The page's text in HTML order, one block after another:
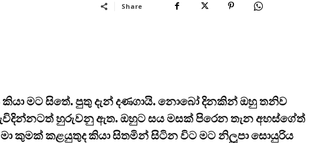
Share
මට සිතේ. පුතු දැන් දණගායි. නොබෝ දිනකින් ඔහු තනිව
හුරුවනු ඇත. ඔහුට සය මසක් පිරෙන තැන අහස්ගේත්
කුමක් කළයුතුද කියා සිතමින් සිටින විට මට නිලූපා සොයුරිය